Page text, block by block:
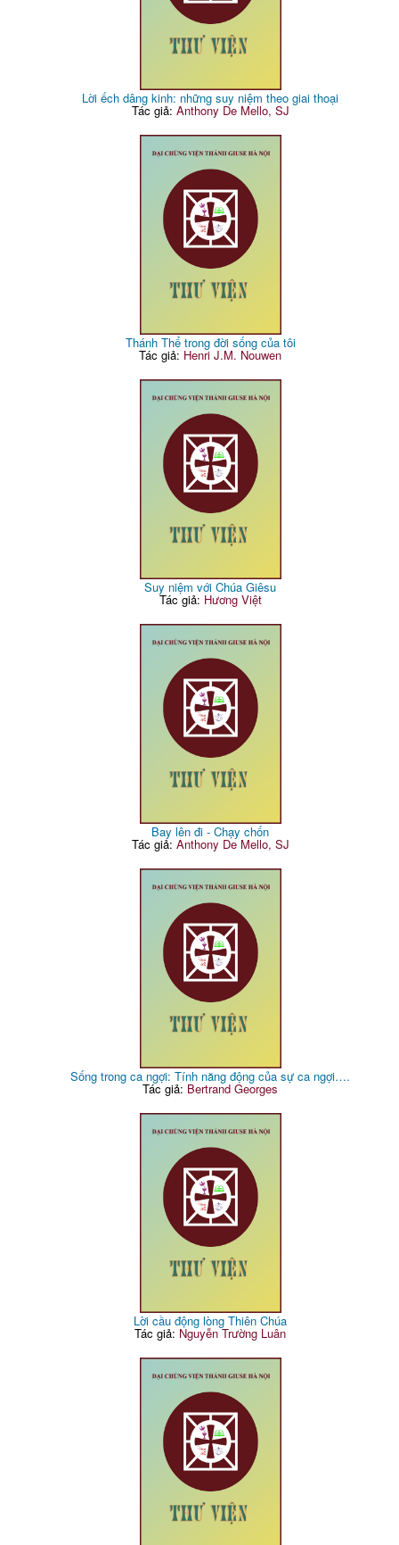
Lời ếch dâng kinh: những suy niệm theo giai thoại
Tác giả: Anthony De Mello, SJ
Thánh Thể trong đời sống của tôi
Tác giả: Henri J.M. Nouwen
Suy niệm với Chúa Giêsu
Tác giả: Hương Việt
Bay lên đi - Chạy chốn
Tác giả: Anthony De Mello, SJ
Sống trong ca ngợi: Tính năng động của sự ca ngợi….
Tác giả: Bertrand Georges
Lời cầu động lòng Thiên Chúa
Tác giả: Nguyễn Trường Luân